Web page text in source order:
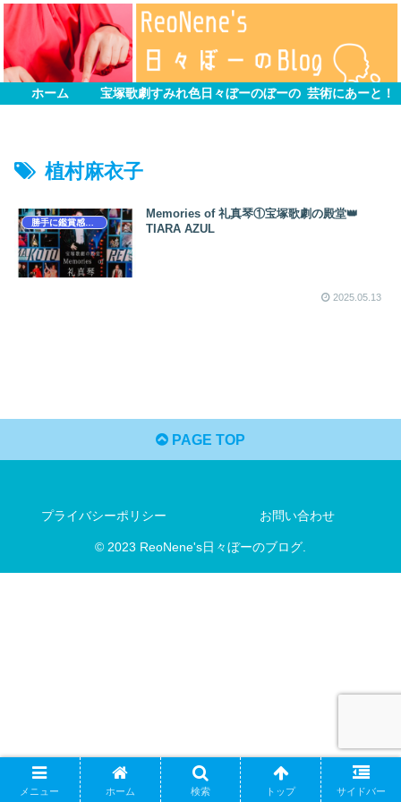
ホーム 宝塚歌劇すみれ色日々ぼーのぼーの 芸術にあーと！
植村麻衣子
Memories of 礼真琴①宝塚歌劇の殿堂👑
TIARA AZUL
2025.05.13
PAGE TOP
プライバシーポリシー お問い合わせ
© 2023 ReoNene's日々ぼーのブログ.
メニュー ホーム 検索 トップ サイドバー